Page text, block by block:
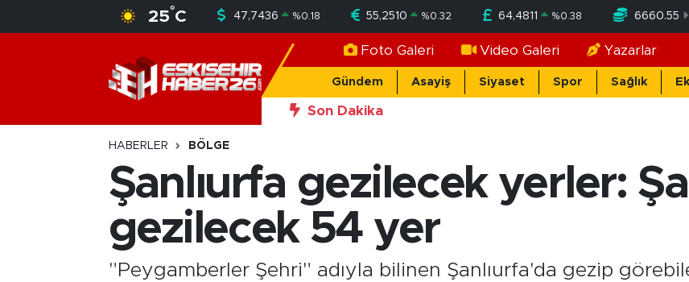
25°C 47,7436 %0.18 55,2510 %0.32 64,4811 %0.38 6660.55
Foto Galeri Video Galeri Yazarlar
Gündem Asayiş Siyaset Spor Sağlık
Son Dakika
HABERLER BÖLGE
Şanlıurfa gezilecek yerler:
gezilecek 54 yer
"Peygamberler Şehri" adıyla bilinen Şanlıurfa'da gezip
Nöbetçi Eczaneler
Hava Durumu
Trafik Durumu
Süper Lig Puan Durumu ve Fikstür
Tüm Manşetler
Son Dakika Haberleri